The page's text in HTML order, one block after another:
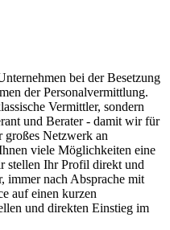
bei der Besetzung
der Personalvermittlung.
Vermittler, sondern
und Berater - damit wir für
großes Netzwerk an
viele Möglichkeiten eine
stellen Ihr Profil direkt und
immer nach Absprache mit
auf einen kurzen
und direkten Einstieg im